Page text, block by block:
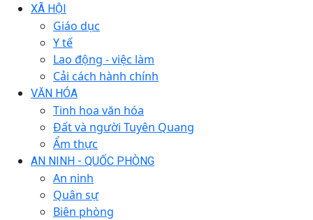
XÃ HỘI
Giáo dục
Y tế
Lao động - việc làm
Cải cách hành chính
VĂN HÓA
Tinh hoa văn hóa
Đất và người Tuyên Quang
Ẩm thực
AN NINH - QUỐC PHÒNG
An ninh
Quân sự
Biên phòng